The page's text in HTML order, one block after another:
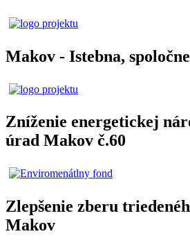
Makov - Istebna,
Zníženie energetickej
úrad Makov č.60
Zlepšenie zberu
Makov